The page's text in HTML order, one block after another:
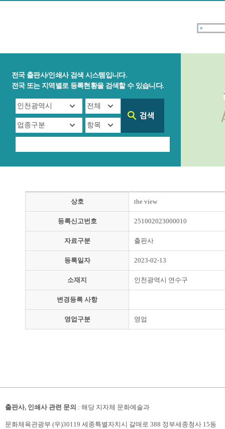
전국 출판사/인쇄사 검색 시스템입니다.
전국 또는 지역별로 등록현황을 검색할 수 있습니다.
상호 the view
등록신고번호 251002023000010
자료구분 출판사
등록일자 2023-02-13
소재지 인천광역시 연수구
변경등록 사항
영업구분 영업
출판사, 인쇄사 관련 문의 : 해당 지자체 문화예술과
문화체육관광부 (우)30119 세종특별자치시 갈매로 388 정부세종청사 15동